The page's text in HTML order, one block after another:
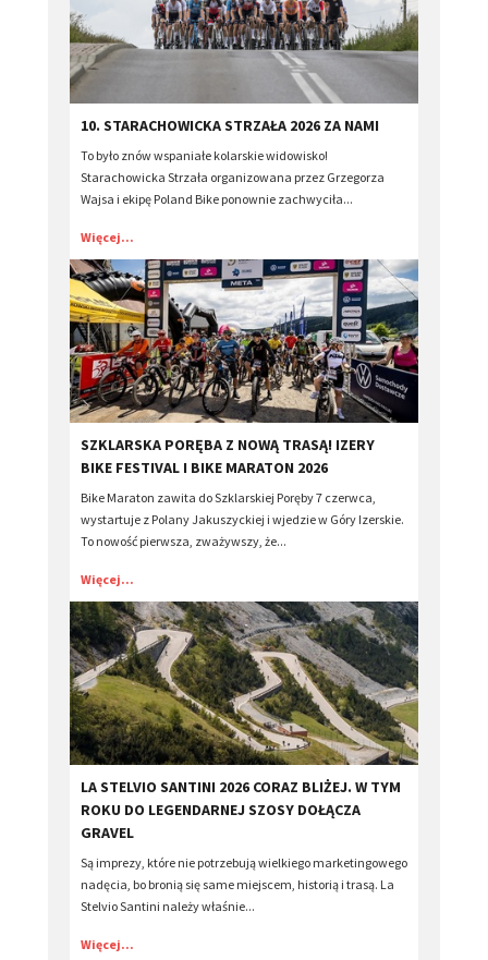
​10. STARACHOWICKA STRZAŁA 2026 ZA NAMI
To było znów wspaniałe kolarskie widowisko!
Starachowicka Strzała organizowana przez Grzegorza
Wajsa i ekipę Poland Bike ponownie zachwyciła...
Więcej...
​SZKLARSKA PORĘBA Z NOWĄ TRASĄ! IZERY
BIKE FESTIVAL I BIKE MARATON 2026
Bike Maraton zawita do Szklarskiej Poręby 7 czerwca,
wystartuje z Polany Jakuszyckiej i wjedzie w Góry Izerskie.
To nowość pierwsza, zważywszy, że...
Więcej...
​LA STELVIO SANTINI 2026 CORAZ BLIŻEJ. W TYM
ROKU DO LEGENDARNEJ SZOSY DOŁĄCZA
GRAVEL
Są imprezy, które nie potrzebują wielkiego marketingowego
nadęcia, bo bronią się same miejscem, historią i trasą. La
Stelvio Santini należy właśnie...
Więcej...